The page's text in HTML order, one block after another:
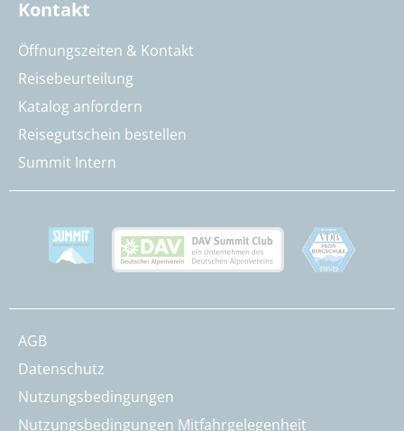
Kontakt
Öffnungszeiten & Kontakt
Reisebeurteilung
Katalog anfordern
Reisegutschein bestellen
Summit Intern
AGB
Datenschutz
Nutzungsbedingungen
Nutzungsbedingungen Mitfahrgelegenheit